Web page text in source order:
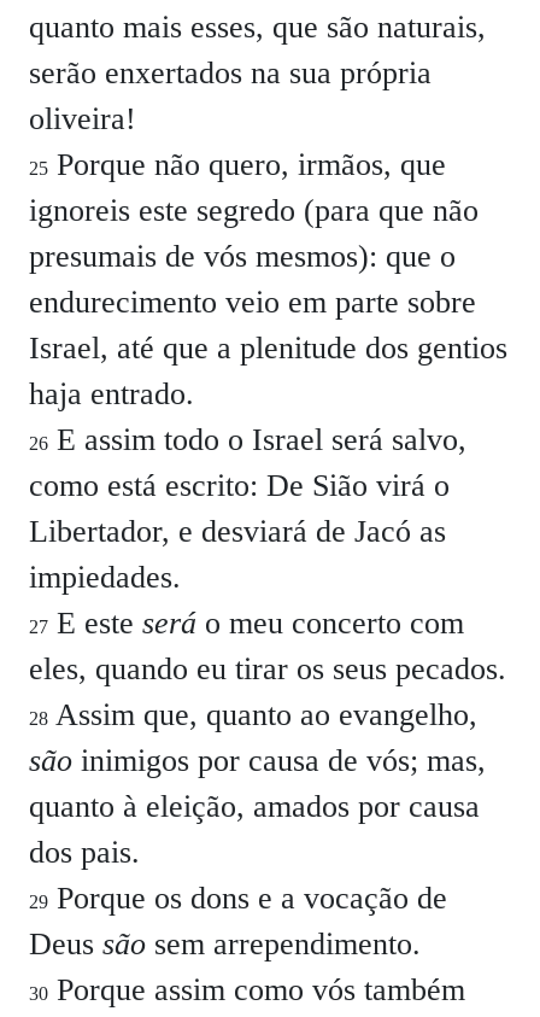
quanto mais esses, que são naturais,
serão enxertados na sua própria
oliveira!
25 Porque não quero, irmãos, que
ignoreis este segredo (para que não
presumais de vós mesmos): que o
endurecimento veio em parte sobre
Israel, até que a plenitude dos gentios
haja entrado.
26 E assim todo o Israel será salvo,
como está escrito: De Sião virá o
Libertador, e desviará de Jacó as
impiedades.
27 E este será o meu concerto com
eles, quando eu tirar os seus pecados.
28 Assim que, quanto ao evangelho,
são inimigos por causa de vós; mas,
quanto à eleição, amados por causa
dos pais.
29 Porque os dons e a vocação de
Deus são sem arrependimento.
30 Porque assim como vós também